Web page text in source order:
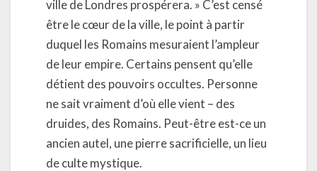
ville de Londres prospérera. » C’est censé
être le cœur de la ville, le point à partir
duquel les Romains mesuraient l’ampleur
de leur empire. Certains pensent qu’elle
détient des pouvoirs occultes. Personne
ne sait vraiment d’où elle vient – des
druides, des Romains. Peut-être est-ce un
ancien autel, une pierre sacrificielle, un lieu
de culte mystique.